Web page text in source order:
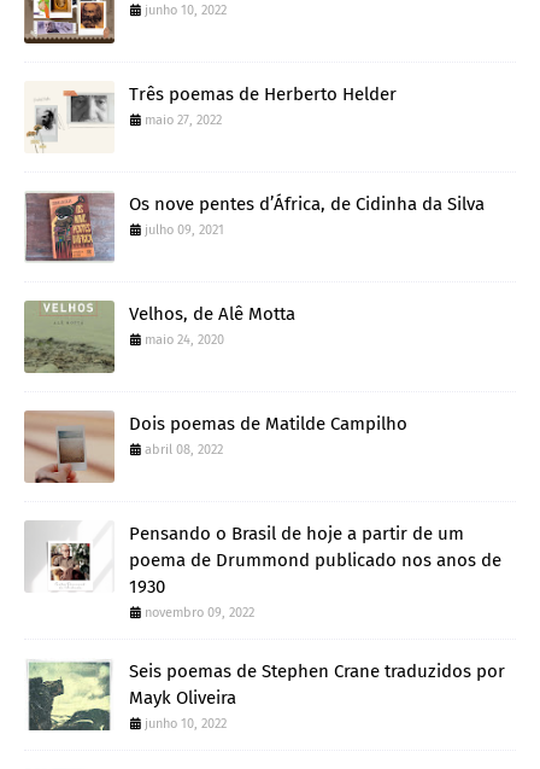
junho 10, 2022
Três poemas de Herberto Helder
maio 27, 2022
Os nove pentes d’África, de Cidinha da Silva
julho 09, 2021
Velhos, de Alê Motta
maio 24, 2020
Dois poemas de Matilde Campilho
abril 08, 2022
Pensando o Brasil de hoje a partir de um
poema de Drummond publicado nos anos de
1930
novembro 09, 2022
Seis poemas de Stephen Crane traduzidos por
Mayk Oliveira
junho 10, 2022